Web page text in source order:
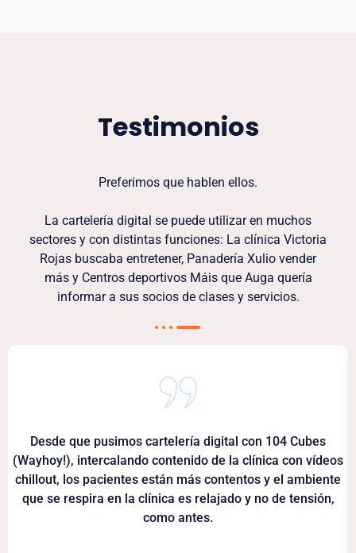
Testimonios
Preferimos que hablen ellos.
La cartelería digital se puede utilizar en muchos
sectores y con distintas funciones: La clínica Victoria
Rojas buscaba entretener, Panadería Xulio vender
más y Centros deportivos Máis que Auga quería
informar a sus socios de clases y servicios.
Desde que pusimos cartelería digital con 104 Cubes
(Wayhoy!), intercalando contenido de la clínica con vídeos
chillout, los pacientes están más contentos y el ambiente
que se respira en la clínica es relajado y no de tensión,
como antes.